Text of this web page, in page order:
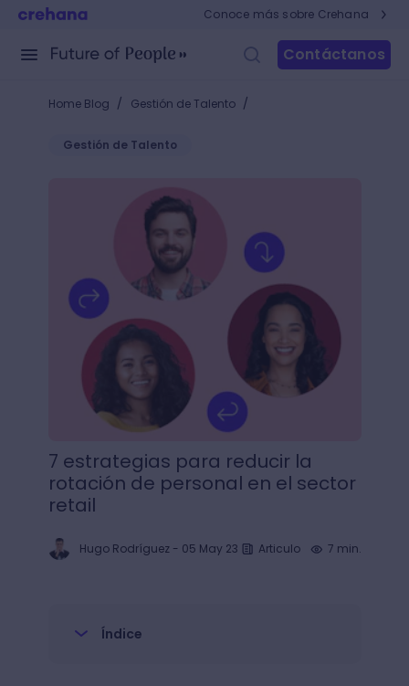
Conoce más sobre Crehana
Contáctanos
Home Blog / Gestión de Talento /
Gestión de Talento
7 estrategias para reducir la
rotación de personal en el sector
retail
Hugo Rodríguez- 05 May 23 Articulo 7 min.
Índice